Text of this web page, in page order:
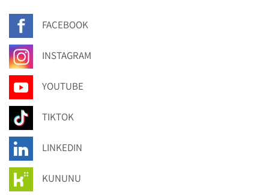
FACEBOOK
INSTAGRAM
YOUTUBE
TIKTOK
LINKEDIN
KUNUNU